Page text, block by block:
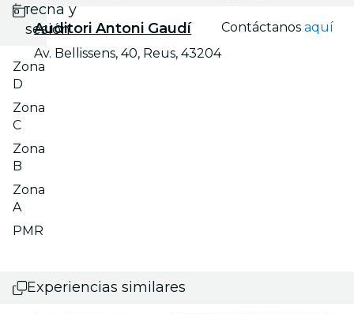
fecha y
sesión
Zona
D
Zona
C
Zona
B
Zona
A
PMR
Auditori Antoni Gaudí
Av. Bellissens, 40, Reus, 43204
Contáctanosaquí
Experiencias similares